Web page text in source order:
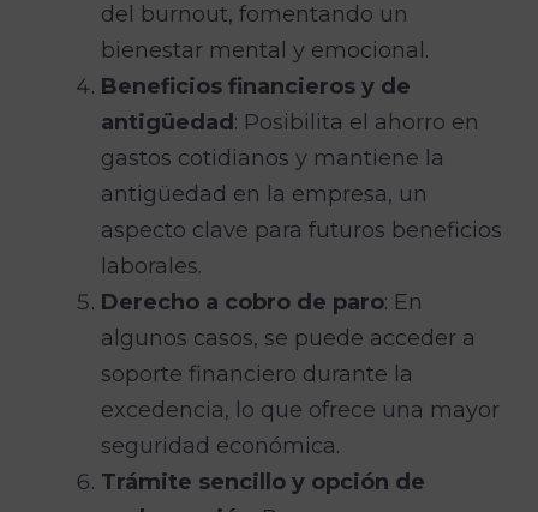
del burnout, fomentando un
bienestar mental y emocional.
Beneficios financieros y de
antigüedad : Posibilita el ahorro en
gastos cotidianos y mantiene la
antigüedad en la empresa, un
aspecto clave para futuros beneficios
laborales.
Derecho a cobro de paro: En
algunos casos, se puede acceder a
soporte financiero durante la
excedencia, lo que ofrece una mayor
seguridad económica.
Trámite sencillo y opción de